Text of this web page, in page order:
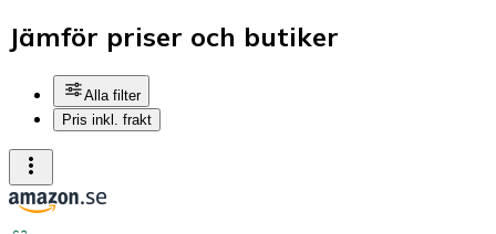
Jämför priser och butiker
Alla filter
Pris inkl. frakt